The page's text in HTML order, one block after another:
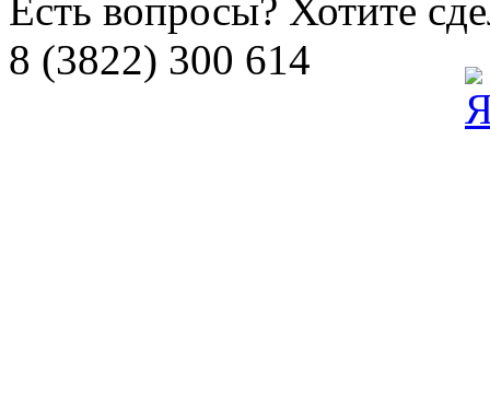
Есть вопросы? Хотите
8 (3822) 300 614